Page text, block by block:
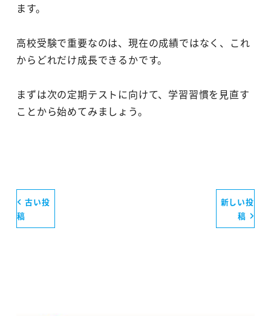
ます。
高校受験で重要なのは、現在の成績ではなく、これ
からどれだけ成長できるかです。
まずは次の定期テストに向けて、学習習慣を見直す
ことから始めてみましょう。
古い投
稿
新しい投
稿